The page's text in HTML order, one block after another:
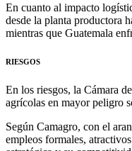
En cuanto al impacto
desde la planta productora
mientras que Guatemala
RIESGOS
En los riesgos, la Cámara
agrícolas en mayor peligro
Según Camagro, con el
empleos formales,